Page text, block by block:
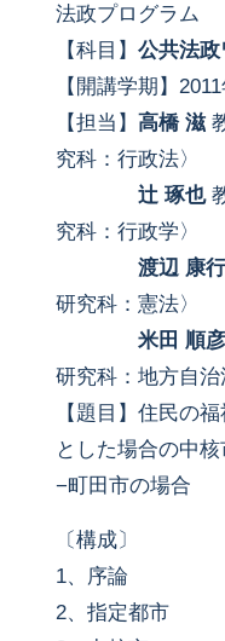
法政プログラム
【科目】 公共法
【開講学期】
【担当】 高橋 滋
究科：行政法〉
辻 琢也
究科：行政学〉
渡辺 康行
研究科：憲法〉
米田 順彦
研究科：地方自治
【題目】住民の
とした場合の中
−町田市の場合
〔構成〕
1、序論
2、指定都市